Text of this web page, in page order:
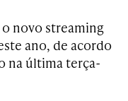
o novo streaming
ano, de acordo
na última terça-